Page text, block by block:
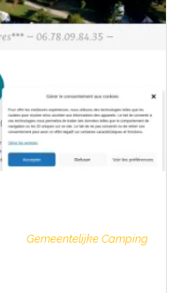
Gemeentelijke Camping